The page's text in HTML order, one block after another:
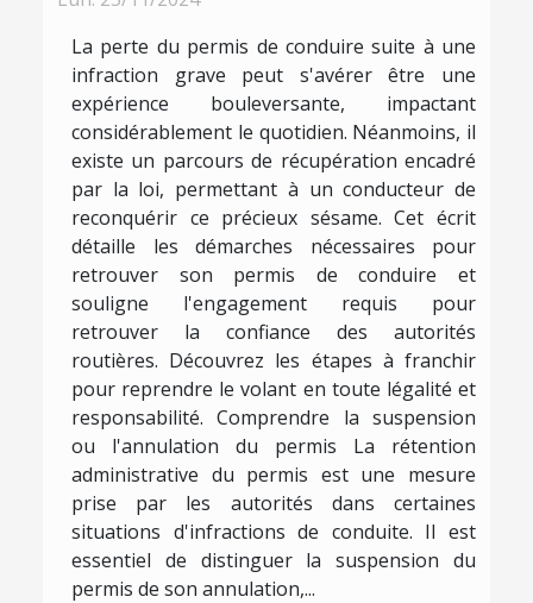
La perte du permis de conduire suite à une
infraction grave peut s'avérer être une
expérience bouleversante, impactant
considérablement le quotidien. Néanmoins, il
existe un parcours de récupération encadré
par la loi, permettant à un conducteur de
reconquérir ce précieux sésame. Cet écrit
détaille les démarches nécessaires pour
retrouver son permis de conduire et
souligne l'engagement requis pour
retrouver la confiance des autorités
routières. Découvrez les étapes à franchir
pour reprendre le volant en toute légalité et
responsabilité. Comprendre la suspension
ou l'annulation du permis La rétention
administrative du permis est une mesure
prise par les autorités dans certaines
situations d'infractions de conduite. Il est
essentiel de distinguer la suspension du
permis de son annulation,...